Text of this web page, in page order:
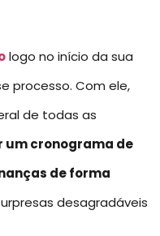
logo no início da sua
processo. Com ele,
de todas as
um cronograma de
de forma
desagradáveis